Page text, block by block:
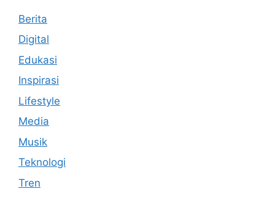
Berita
Digital
Edukasi
Inspirasi
Lifestyle
Media
Musik
Teknologi
Tren